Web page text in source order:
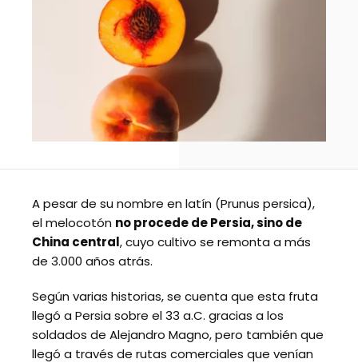
A pesar de su nombre en latín (Prunus persica),
el melocotón no procede de Persia, sino de
China central, cuyo cultivo se remonta a más
de 3.000 años atrás.
Según varias historias, se cuenta que esta fruta
llegó a Persia sobre el 33 a.C. gracias a los
soldados de Alejandro Magno, pero también que
llegó a través de rutas comerciales que venían